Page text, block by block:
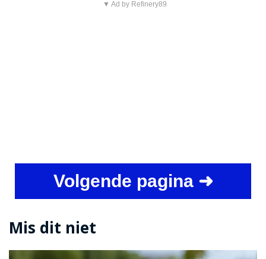
▼ Ad by Refinery89
Volgende pagina ➜
Mis dit niet